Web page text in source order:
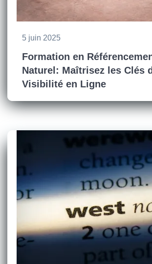
5 juin 2025
Formation en
Naturel: Maîtrisez les Clés
Visibilité en Ligne